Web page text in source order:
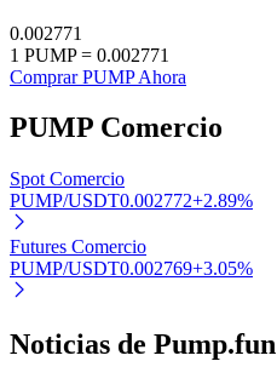
Aprender Staking
Obtenga más información
Bitrue
AI
Bitrue Partners
0.002771
1 PUMP= 0.002771
Comprar PUMP Ahora
PUMP Comercio
Spot Comercio
PUMP/USDT0.002772+2.89%
Futures Comercio
PUMP/USDT0.002769+3.05%
Noticias de Pump.fun